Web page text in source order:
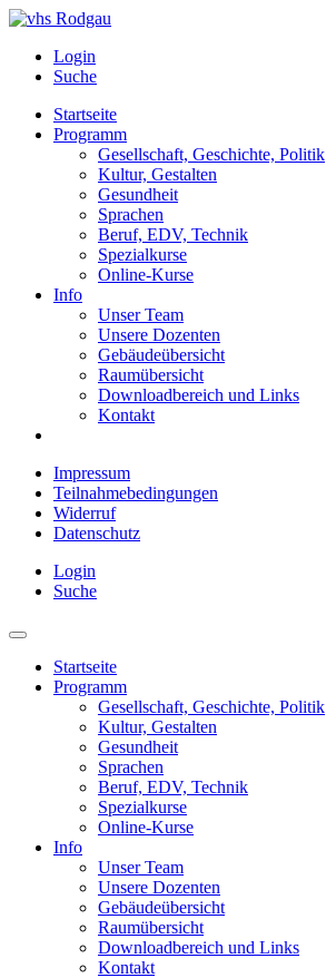
Login
Suche
Startseite
Programm
Gesellschaft, Geschichte, Politik
Kultur, Gestalten
Gesundheit
Sprachen
Beruf, EDV, Technik
Spezialkurse
Online-Kurse
Info
Unser Team
Unsere Dozenten
Gebäudeübersicht
Raumübersicht
Downloadbereich und Links
Kontakt
Impressum
Teilnahmebedingungen
Widerruf
Datenschutz
Login
Suche
Startseite
Programm
Gesellschaft, Geschichte, Politik
Kultur, Gestalten
Gesundheit
Sprachen
Beruf, EDV, Technik
Spezialkurse
Online-Kurse
Info
Unser Team
Unsere Dozenten
Gebäudeübersicht
Raumübersicht
Downloadbereich und Links
Kontakt